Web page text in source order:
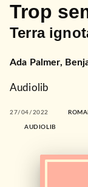
Trop
Terra
Ada Palmer,
Audiolib
27/04/2022
AUDIOLIB